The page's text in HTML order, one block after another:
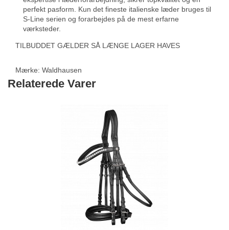
perfekt pasform. Kun det fineste italienske læder bruges til
S-Line serien og forarbejdes på de mest erfarne
værksteder.
TILBUDDET GÆLDER SÅ LÆNGE LAGER HAVES
Mærke: Waldhausen
Relaterede Varer